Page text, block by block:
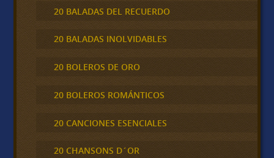
20 BALADAS DEL RECUERDO
20 BALADAS INOLVIDABLES
20 BOLEROS DE ORO
20 BOLEROS ROMÁNTICOS
20 CANCIONES ESENCIALES
20 CHANSONS D´OR